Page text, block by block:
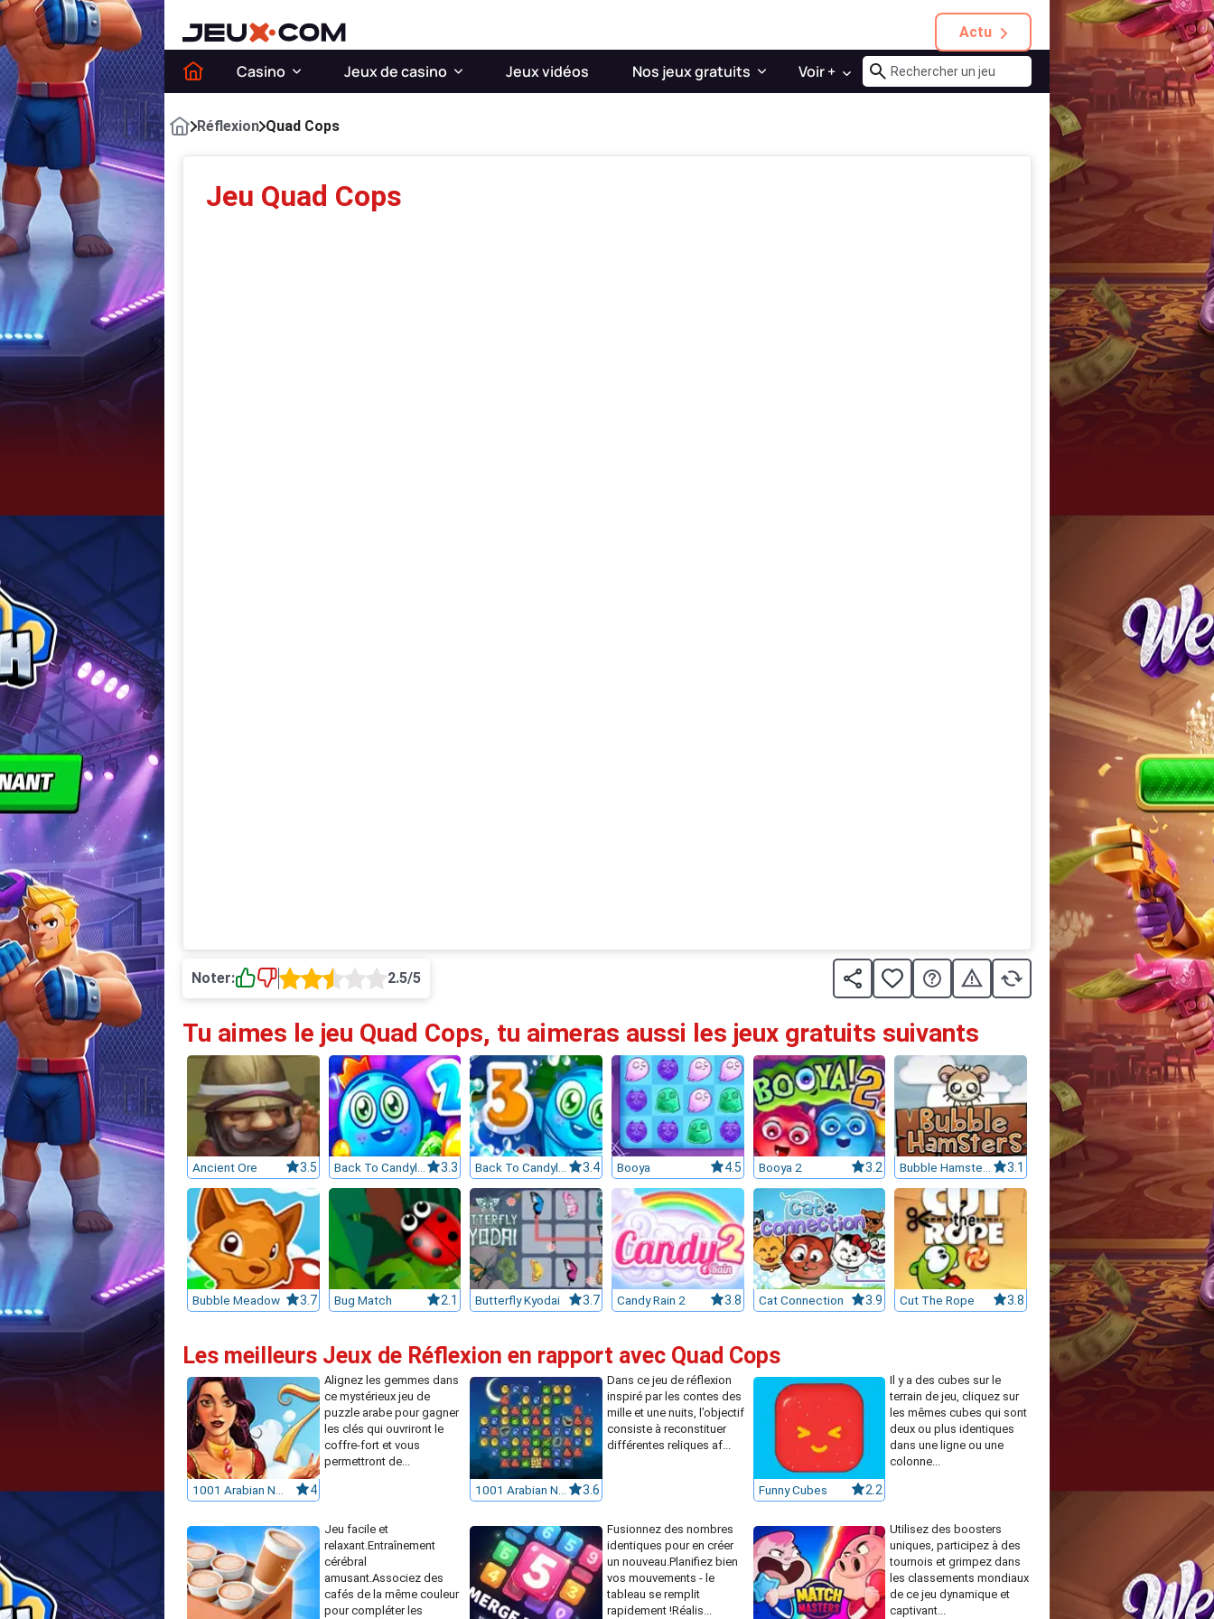
Actu
Casino Jeux de casino Jeux vidéos Nos jeux gratuits Voir +
Réflexion Quad Cops
Jeu Quad Cops
Noter: 2.5/5
Tu aimes le jeu Quad Cops, tu aimeras aussi les jeux gratuits suivants
Ancient Ore 3.5 Back To Candyland 2 3.3 Back To Candyland Episode 3 3.4 Booya 4.5 Booya 2 3.2 Bubble Hamsters 3.1
Bubble Meadow 3.7 Bug Match 2.1 Butterfly Kyodai 3.7 Candy Rain 2 3.8 Cat Connection 3.9 Cut The Rope 3.8
Les meilleurs Jeux de Réflexion en rapport avec Quad Cops
4
Alignez les gemmes dans
ce mystérieux jeu de
puzzle arabe pour gagner
les clés qui ouvriront le
coffre-fort et vous
permettront de...
3.6
Dans ce jeu de réflexion
inspiré par les contes des
mille et une nuits, l’objectif
consiste à reconstituer
différentes reliques af...
Funny Cubes 2.2
Il y a des cubes sur le
terrain de jeu, cliquez sur
les mêmes cubes qui sont
deux ou plus identiques
dans une ligne ou une
colonne...
Jeu facile et
relaxant.Entraînement
cérébral
amusant.Associez des
cafés de la même couleur
pour compléter les
Fusionnez des nombres
identiques pour en créer
un nouveau.Planifiez bien
vos mouvements - le
tableau se remplit
rapidement !Réalis...
Utilisez des boosters
uniques, participez à des
tournois et grimpez dans
les classements mondiaux
de ce jeu dynamique et
captivant...